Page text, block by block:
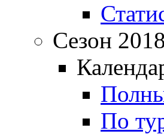
Сезон
По